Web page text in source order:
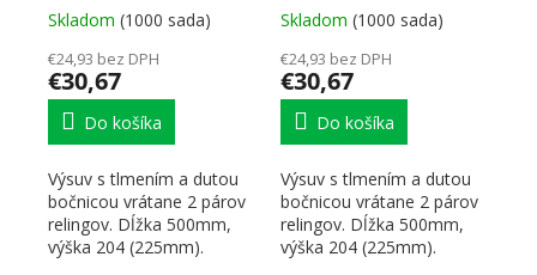
Skladom (1000 sada)
€24,93 bez DPH
€30,67
Do košíka
Výsuv s tlmením a dutou
bočnicou vrátane 2 párov
relingov. Dĺžka 500mm,
výška 204 (225mm).
Skladom (1000 sada)
€24,93 bez DPH
€30,67
Do košíka
Výsuv s tlmením a dutou
bočnicou vrátane 2 párov
relingov. Dĺžka 500mm,
výška 204 (225mm).